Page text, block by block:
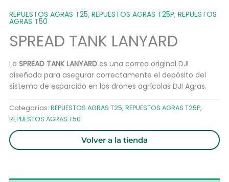
REPUESTOS AGRAS T25, REPUESTOS AGRAS T25P, REPUESTOS
AGRAS T50
SPREAD TANK LANYARD
La SPREAD TANK LANYARDes una correa original DJI
diseñada para asegurar correctamente el depósito del
sistema de esparcido en los drones agrícolas DJI Agras.
Categorías: REPUESTOS AGRAS T25, REPUESTOS AGRAS T25P,
REPUESTOS AGRAS T50
Volver a la tienda